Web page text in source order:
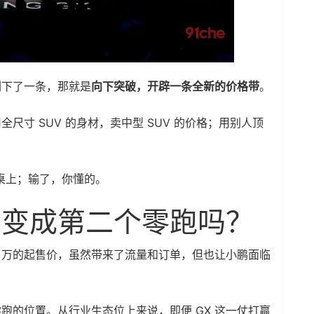
了一条，那就是向下突破，开辟一条全新的价格带。
尺寸 SUV 的身材，卖中型 SUV 的价格；用别人顶
；输了，你懂的。
成第二个零跑吗？
的起售价，虽然带来了流量和订单，但也让小鹏面临
的位置。从行业生态位上来说，即便 GX 这一仗打赢